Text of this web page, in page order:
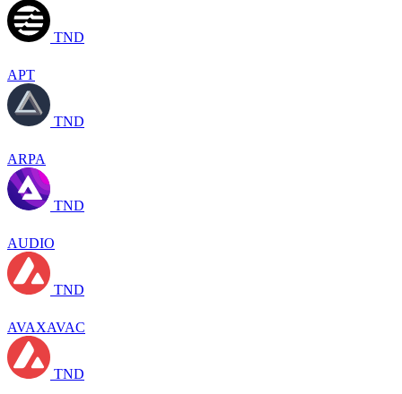
TND
APT
TND
ARPA
TND
AUDIO
TND
AVAXAVAC
TND